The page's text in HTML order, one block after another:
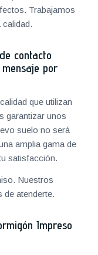
Trabajamos
contacto
mensaje por
que utilizan
garantizar unos
suelo no será
amplia gama de
satisfacción.
Nuestros
de atenderte.
Impreso